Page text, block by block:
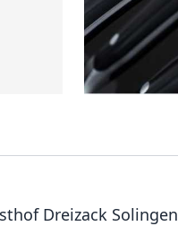
Dreizack Solingen